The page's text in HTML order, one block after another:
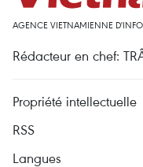
AGENCE VIETNAMIENNE
Rédacteur en chef:
Propriété intellectuelle
RSS
Langues